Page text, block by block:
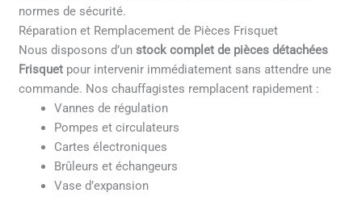
normes de sécurité.
Réparation et Remplacement de Pièces Frisquet
Nous disposons d’unstock complet de pièces détachées
Frisquet pour intervenir immédiatement sans attendre une
commande. Nos chauffagistes remplacent rapidement :
Vannes de régulation
Pompes et circulateurs
Cartes électroniques
Brûleurs et échangeurs
Vase d’expansion